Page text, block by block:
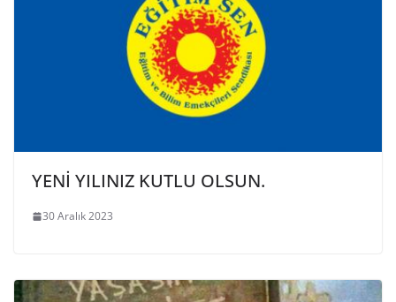
YENİ YILINIZ KUTLU OLSUN.
30 Aralık 2023